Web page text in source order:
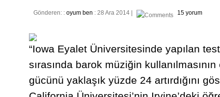
Gönderen: : oyum ben : 28 Ara 2014 | 15 yorum
“Iowa Eyalet Üniversitesinde yapılan
sırasında barok müziğin
gücünü yaklaşık yüzde 24 artırdığını